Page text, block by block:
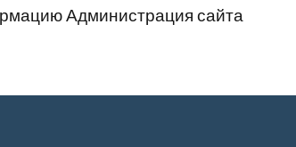
Администрация сайта